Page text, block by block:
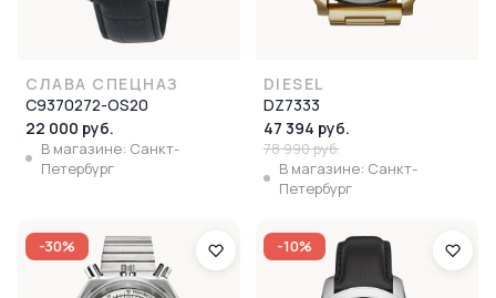
СЛАВА СПЕЦНАЗ
С9370272-OS20
22 000 руб.
В магазине: Санкт-
Петербург
DIESEL
DZ7333
47 394 руб.
78 990 руб.
В магазине: Санкт-
Петербург
-30% -10%